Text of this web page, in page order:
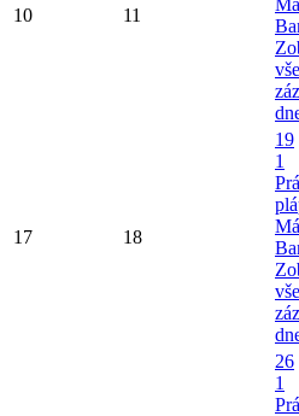
10 11
17 18
19
1
26
1